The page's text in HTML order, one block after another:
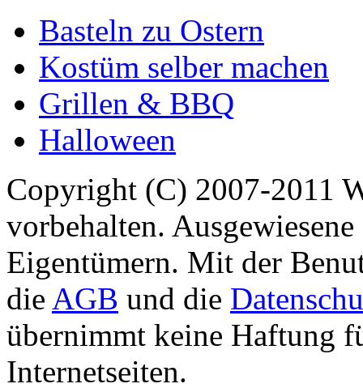
Basteln zu Ostern
Kostüm selber machen
Grillen & BBQ
Halloween
Copyright (C) 2007-2011
vorbehalten.
Eigentümern. Mit der
die AGB und die
übernimmt keine Haftung
Internetseiten.